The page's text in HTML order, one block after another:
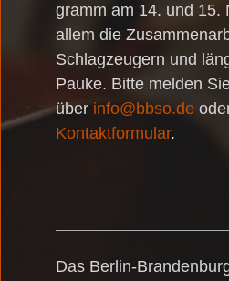
gramm am 14. und 15.
allem die
Schlagzeugern und
Pauke. Bitte melden
über info@bbso.de
Kontaktformular.
Das Berlin-